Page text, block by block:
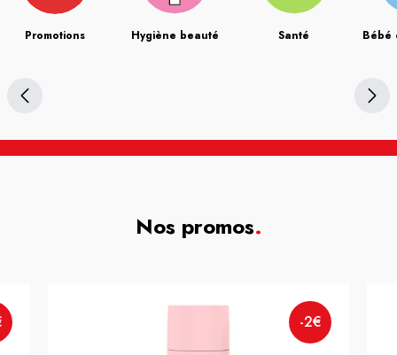
Promotions Hygiène beauté Santé Bébé
Nos promos.
-2€